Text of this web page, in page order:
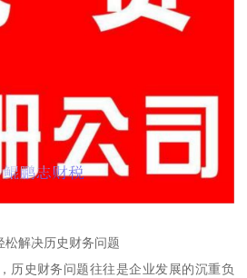
松解决历史财务问题
历史财务问题往往是企业发展的沉重负